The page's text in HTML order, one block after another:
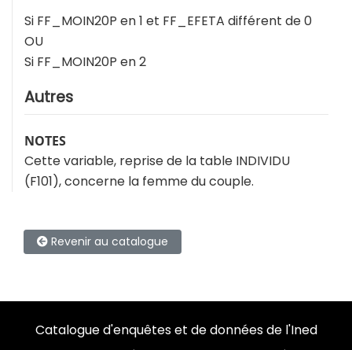
Si FF_MOIN20P en 1 et FF_EFETA différent de 0
OU
Si FF_MOIN20P en 2
Autres
NOTES
Cette variable, reprise de la table INDIVIDU
(F101), concerne la femme du couple.
Revenir au catalogue
Catalogue d'enquêtes et de données de l'Ined